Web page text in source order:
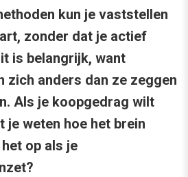
kun je vaststellen
zonder dat je actief
is belangrijk, want
zich anders dan ze zeggen
Als je koopgedrag wilt
je weten hoe het brein
op als je